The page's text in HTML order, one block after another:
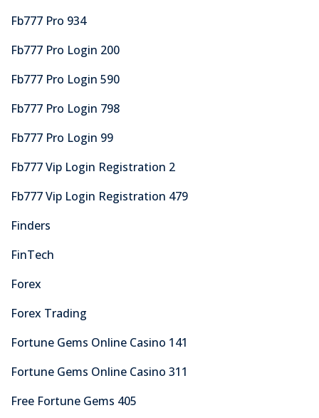
Fb777 Pro 934
Fb777 Pro Login 200
Fb777 Pro Login 590
Fb777 Pro Login 798
Fb777 Pro Login 99
Fb777 Vip Login Registration 2
Fb777 Vip Login Registration 479
Finders
FinTech
Forex
Forex Trading
Fortune Gems Online Casino 141
Fortune Gems Online Casino 311
Free Fortune Gems 405